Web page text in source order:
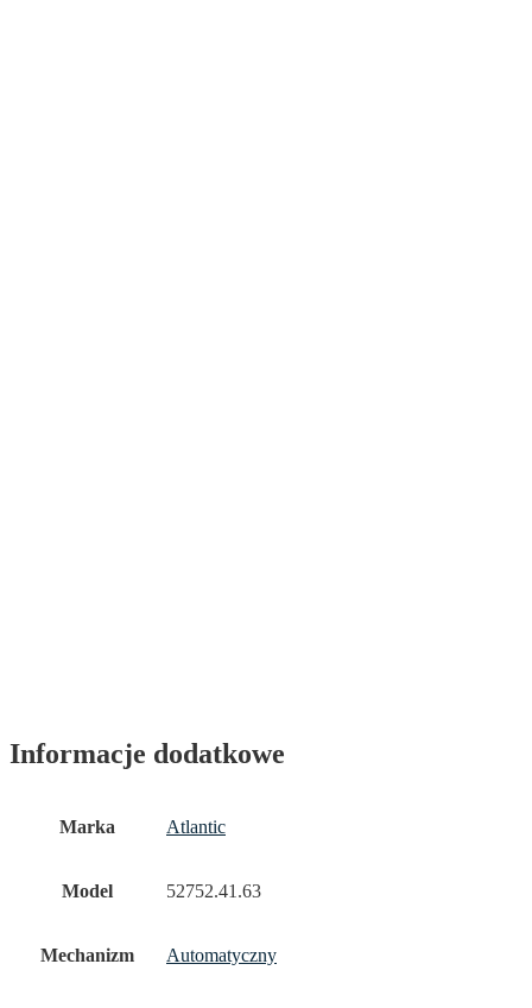
Informacje dodatkowe
Marka Atlantic
Model 52752.41.63
Mechanizm Automatyczny